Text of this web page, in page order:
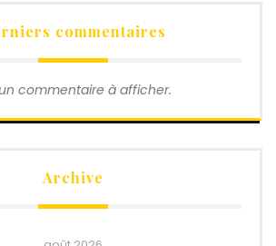
commentaires
commentaire à afficher.
Archive